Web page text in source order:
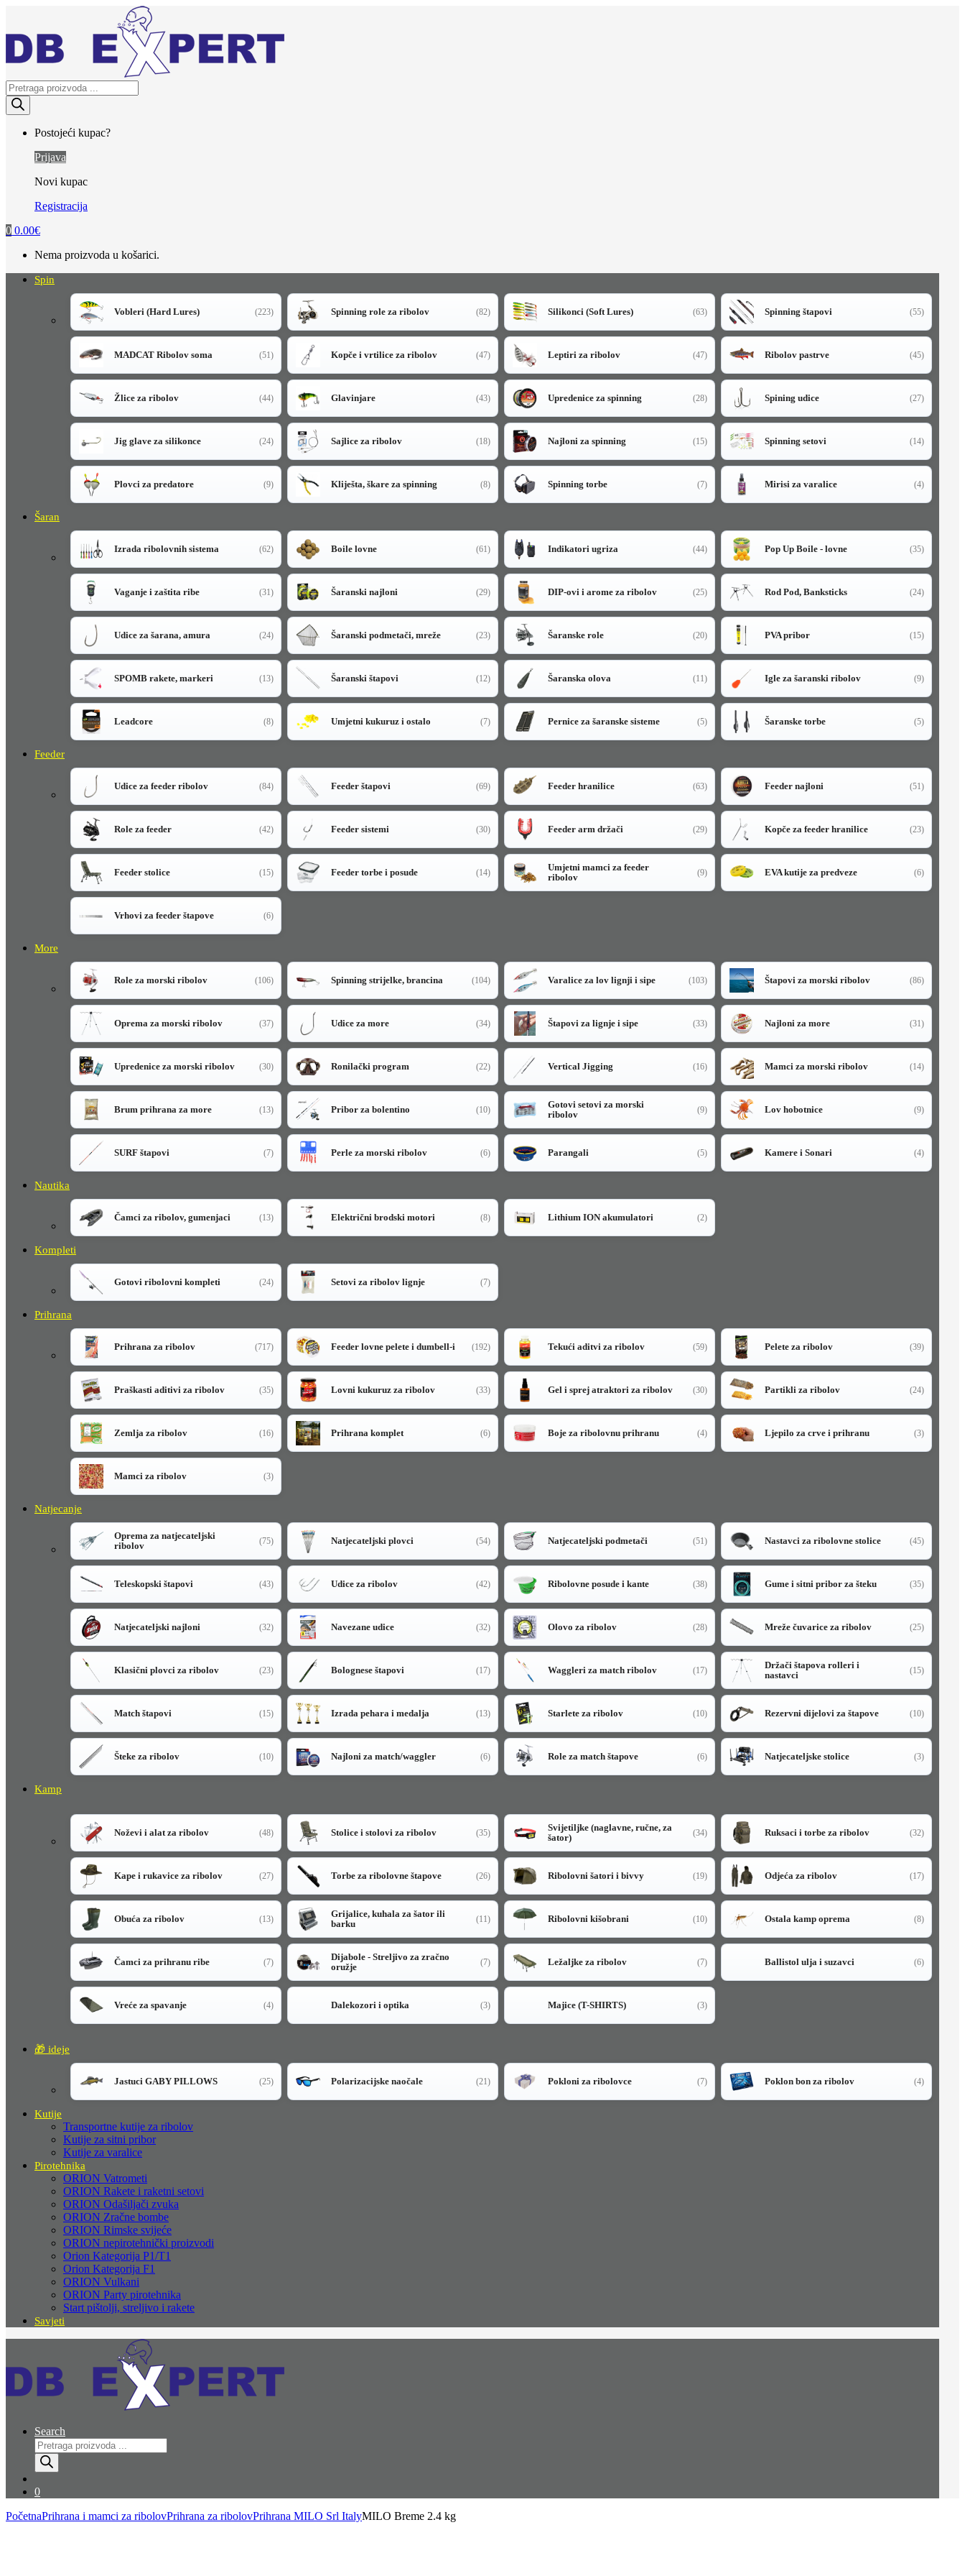
navigation
content
Products
search
Postojeći kupac?
Prijava
Novi kupac
Registracija
0 0.00€
Nema proizvoda u košarici.
Spin
Vobleri (Hard Lures) (223) Spinning role za ribolov (82) Silikonci (Soft Lures) (63) Spinning štapovi (55)
MADCAT Ribolov soma (51) Kopče i vrtilice za ribolov (47) Leptiri za ribolov (47) Ribolov pastrve (45)
Žlice za ribolov (44) Glavinjare (43) Upredenice za spinning (28) Spining udice (27)
Jig glave za silikonce (24) Sajlice za ribolov (18) Najloni za spinning (15) Spinning setovi (14)
Plovci za predatore (9) Kliješta, škare za spinning (8) Spinning torbe (7) Mirisi za varalice (4)
Šaran
Izrada ribolovnih sistema (62) Boile lovne (61) Indikatori ugriza (44) Pop Up Boile - lovne (35)
Vaganje i zaštita ribe (31) Šaranski najloni (29) DIP-ovi i arome za ribolov (25) Rod Pod, Banksticks (24)
Udice za šarana, amura (24) Šaranski podmetači, mreže (23) Šaranske role (20) PVA pribor (15)
SPOMB rakete, markeri (13) Šaranski štapovi (12) Šaranska olova (11) Igle za šaranski ribolov (9)
Leadcore (8) Umjetni kukuruz i ostalo (7) Pernice za šaranske sisteme (5) Šaranske torbe (5)
Feeder
Udice za feeder ribolov (84) Feeder štapovi (69) Feeder hranilice (63) Feeder najloni (51)
Role za feeder (42) Feeder sistemi (30) Feeder arm držači (29) Kopče za feeder hranilice (23)
Feeder stolice (15) Feeder torbe i posude (14)
Umjetni mamci za feeder
ribolov
(9) EVA kutije za predveze (6)
Vrhovi za feeder štapove (6)
More
Role za morski ribolov (106) Spinning strijelke, brancina (104) Varalice za lov lignji i sipe (103) Štapovi za morski ribolov (86)
Oprema za morski ribolov (37) Udice za more (34) Štapovi za lignje i sipe (33) Najloni za more (31)
Upredenice za morski ribolov (30) Ronilački program (22) Vertical Jigging (16) Mamci za morski ribolov (14)
Brum prihrana za more (13) Pribor za bolentino (10)
Gotovi setovi za morski
ribolov
(9) Lov hobotnice (9)
SURF štapovi (7) Perle za morski ribolov (6) Parangali (5) Kamere i Sonari (4)
Nautika
Čamci za ribolov, gumenjaci (13) Električni brodski motori (8) Lithium ION akumulatori (2)
Kompleti
Gotovi ribolovni kompleti (24) Setovi za ribolov lignje (7)
Prihrana
Prihrana za ribolov (717) Feeder lovne pelete i dumbell-i (192) Tekući aditvi za ribolov (59) Pelete za ribolov (39)
Praškasti aditivi za ribolov (35) Lovni kukuruz za ribolov (33) Gel i sprej atraktori za ribolov (30) Partikli za ribolov (24)
Zemlja za ribolov (16) Prihrana komplet (6) Boje za ribolovnu prihranu (4) Ljepilo za crve i prihranu (3)
Mamci za ribolov (3)
Natjecanje
Oprema za natjecateljski
ribolov
(75) Natjecateljski plovci (54) Natjecateljski podmetači (51) Nastavci za ribolovne stolice (45)
Teleskopski štapovi (43) Udice za ribolov (42) Ribolovne posude i kante (38) Gume i sitni pribor za šteku (35)
Natjecateljski najloni (32) Navezane udice (32) Olovo za ribolov (28) Mreže čuvarice za ribolov (25)
Klasični plovci za ribolov (23) Bolognese štapovi (17) Waggleri za match ribolov (17)
Držači štapova rolleri i
nastavci
(15)
Match štapovi (15) Izrada pehara i medalja (13) Starlete za ribolov (10) Rezervni dijelovi za štapove (10)
Šteke za ribolov (10) Najloni za match/waggler (6) Role za match štapove (6) Natjecateljske stolice (3)
Kamp
Noževi i alat za ribolov (48) Stolice i stolovi za ribolov (35)
Svijetiljke (naglavne, ručne, za
šator)
(34) Ruksaci i torbe za ribolov (32)
Kape i rukavice za ribolov (27) Torbe za ribolovne štapove (26) Ribolovni šatori i bivvy (19) Odjeća za ribolov (17)
Obuća za ribolov (13)
Grijalice, kuhala za šator ili
barku
(11) Ribolovni kišobrani (10) Ostala kamp oprema (8)
Čamci za prihranu ribe (7)
Dijabole - Streljivo za zračno
oružje
(7) Ležaljke za ribolov (7) Ballistol ulja i suzavci (6)
Vreće za spavanje (4) Dalekozori i optika (3) Majice (T-SHIRTS) (3)
🎁 ideje
Jastuci GABY PILLOWS (25) Polarizacijske naočale (21) Pokloni za ribolovce (7) Poklon bon za ribolov (4)
Kutije
Transportne kutije za ribolov
Kutije za sitni pribor
Kutije za varalice
Pirotehnika
ORION Vatrometi
ORION Rakete i raketni setovi
ORION Odašiljači zvuka
ORION Zračne bombe
ORION Rimske svijeće
ORION nepirotehnički proizvodi
Orion Kategorija P1/T1
Orion Kategorija F1
ORION Vulkani
ORION Party pirotehnika
Start pištolji, streljivo i rakete
Savjeti
Search
Products
search
0
PočetnaPrihrana i mamci za ribolovPrihrana za ribolovPrihrana MILO Srl ItalyMILO Breme 2.4 kg